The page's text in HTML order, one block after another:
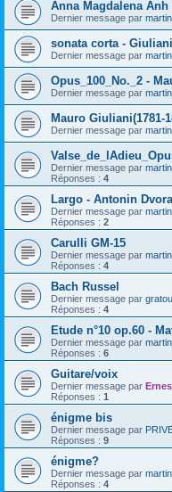
Anna Magdalena Anh
Dernier message par
sonata corta -
Dernier message par
Opus_100_No._2 -
Dernier message par
Mauro Giuliani(1781-
Dernier message par
Dernier message par
Réponses : 4
Largo - Antonin
Dernier message par
Réponses : 2
Carulli GM-15
Dernier message par
Réponses : 4
Bach Russel
Dernier message par
Réponses : 4
Etude n°10 op.60 -
Dernier message par
Réponses : 6
Guitare/voix
Dernier message par
Réponses : 1
énigme bis
Dernier message par
Réponses : 9
énigme?
Dernier message par
Réponses : 4